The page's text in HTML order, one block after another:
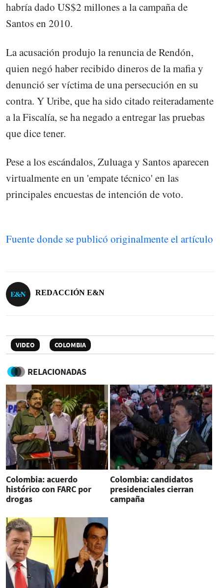
habría dado US$2 millones a la campaña de
Santos en 2010.
La acusación produjo la renuncia de Rendón,
quien negó haber recibido dineros de la mafia y
denunció ser víctima de una persecución en su
contra. Y Uribe, que ha sido citado reiteradamente
a la Fiscalía, se ha negado a entregar las pruebas
que dice tener.
Pese a los escándalos, Zuluaga y Santos aparecen
virtualmente en un 'empate técnico' en las
principales encuestas de intención de voto.
Fuente donde se publicó originalmente el artículo
REDACCIÓN E&N
VIDEO COLOMBIA
RELACIONADAS
Colombia: acuerdo
histórico con FARC por
drogas
Colombia: candidatos
presidenciales cierran
campaña